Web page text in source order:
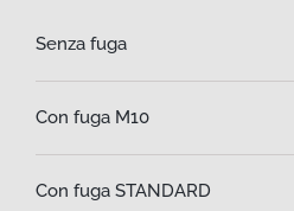
Senza fuga
Con fuga M10
Con fuga STANDARD